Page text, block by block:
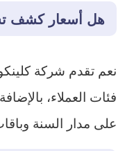
هل أسعار كشف
نعم تقدم شركة
فئات العملاء،
على مدار السنة